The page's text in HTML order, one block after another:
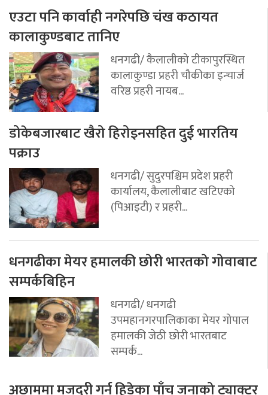
एउटा पनि कार्वाही नगरेपछि चंख कठायत
कालाकुण्डबाट तानिए
धनगढी/ कैलालीको टीकापुरस्थित
कालाकुण्डा प्रहरी चौकीका इन्चार्ज
वरिष्ठ प्रहरी नायब...
डोकेबजारबाट खैरो हिरोइनसहित दुई भारतिय
पक्राउ
धनगढी/ सुदुरपश्चिम प्रदेश प्रहरी
कार्यालय, कैलालीबाट खटिएको
(पिआइटी) र प्रहरी...
धनगढीका मेयर हमालकी छोरी भारतको गोवाबाट
सम्पर्कबिहिन
धनगढी/ धनगढी
उपमहानगरपालिकाका मेयर गोपाल
हमालकी जेठी छोरी भारतबाट
सम्पर्क...
अछाममा मजदुरी गर्न हिडेका पाँच जनाको ट्याक्टर